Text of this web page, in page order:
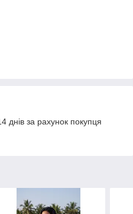
днів за рахунок покупця